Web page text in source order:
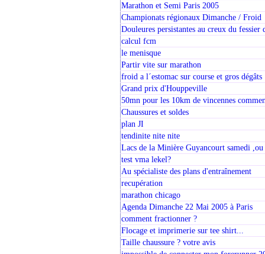
Marathon et Semi Paris 2005
Championats régionaux Dimanche / Froid
Douleures persistantes au creux du
calcul fcm
le menisque
Partir vite sur marathon
froid a l´estomac sur course et gros dégâts
Grand prix d'Houppeville
50mn pour les 10km de vincennes
Chaussures et soldes
plan JI
tendinite nite nite
Lacs de la Minière Guyancourt samedi
test vma lekel?
Au spécialiste des plans d'entraînement
recupération
marathon chicago
Agenda Dimanche 22 Mai 2005 à Paris
comment fractionner ?
Flocage et imprimerie sur tee shirt...
Taille chaussure ? votre avis